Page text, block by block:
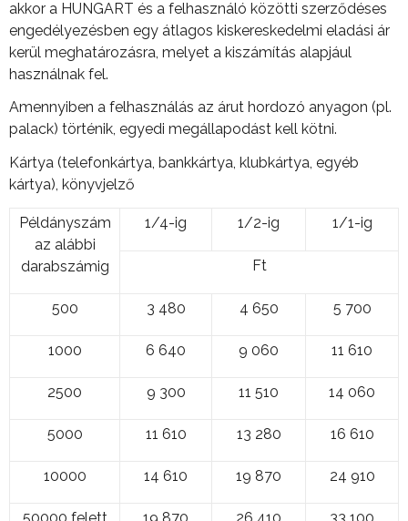
akkor a HUNGART és a felhasználó közötti szerződéses
engedélyezésben egy átlagos kiskereskedelmi eladási ár
kerül meghatározásra, melyet a kiszámítás alapjául
használnak fel.
Amennyiben a felhasználás az árut hordozó anyagon (pl.
palack) történik, egyedi megállapodást kell kötni.
Kártya (telefonkártya, bankkártya, klubkártya, egyéb
kártya), könyvjelző
Példányszám
az alábbi
darabszámig
1/4-ig 1/2-ig 1/1-ig
Ft
500 3 480 4 650 5 700
1000 6 640 9 060 11 610
2500 9 300 11 510 14 060
5000 11 610 13 280 16 610
10000 14 610 19 870 24 910